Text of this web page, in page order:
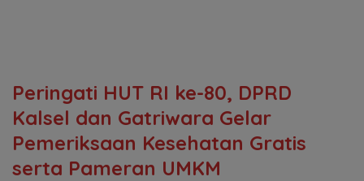
Peringati HUT RI ke-80, DPRD
Kalsel dan Gatriwara Gelar
Pemeriksaan Kesehatan Gratis
serta Pameran UMKM